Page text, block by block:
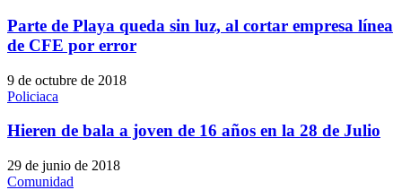
Parte de Playa queda sin luz, al cortar empresa línea
de CFE por error
9 de octubre de 2018
Policiaca
Hieren de bala a joven de 16 años en la 28 de Julio
29 de junio de 2018
Comunidad